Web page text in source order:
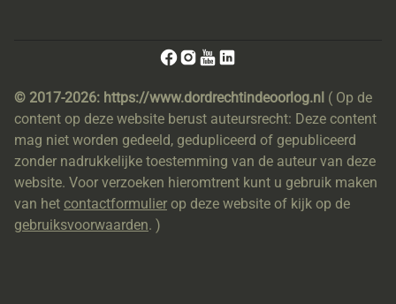
© 2017-2026: https://www.dordrechtindeoorlog.nl ( Op de
content op deze website berust auteursrecht: Deze content
mag niet worden gedeeld, gedupliceerd of gepubliceerd
zonder nadrukkelijke toestemming van de auteur van deze
website. Voor verzoeken hieromtrent kunt u gebruik maken
van het contactformulier op deze website of kijk op de
gebruiksvoorwaarden. )